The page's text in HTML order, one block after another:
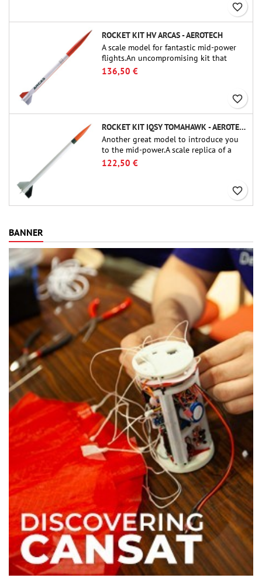
favorite_border
ROCKET KIT HV ARCAS - AEROTECH
A scale model for fantastic mid-power
flights.An uncompromising kit that
allows you to build a replica of one of
the most famous sounding-rocket ever.
136,50 €
favorite_border
ROCKET KIT IQSY TOMAHAWK - AEROTECH
Another great model to introduce you
to the mid-power.A scale replica of a
famous sounding rocket, small in size
and peefect to move to higher-level kits.
122,50 €
favorite_border
BANNER